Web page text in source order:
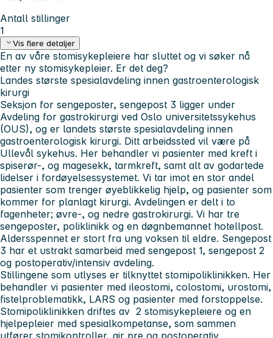
Antall stillinger
1
Vis flere detaljer
En av våre stomisykepleiere har sluttet og vi søker nå
etter ny stomisykepleier. Er det deg?
Landes største spesialavdeling innen gastroenterologisk
kirurgi
Seksjon for sengeposter, sengepost 3 ligger under
Avdeling for gastrokirurgi ved Oslo universitetssykehus
(OUS), og er landets største spesialavdeling innen
gastroenterologisk kirurgi. Ditt arbeidssted vil være på
Ullevål sykehus. Her behandler vi pasienter med kreft i
spiserør-, og magesekk, tarmkreft, samt alt av godartede
lidelser i fordøyelsessystemet. Vi tar imot en stor andel
pasienter som trenger øyeblikkelig hjelp, og pasienter som
kommer for planlagt kirurgi. Avdelingen er delt i to
fagenheter; øvre-, og nedre gastrokirurgi. Vi har tre
sengeposter, poliklinikk og en døgnbemannet hotellpost.
Aldersspennet er stort fra ung voksen til eldre. Sengepost
3 har et ustrakt samarbeid med sengepost 1, sengepost 2
og postoperativ/intensiv avdeling.
Stillingene som utlyses er tilknyttet stomipoliklinikken. Her
behandler vi pasienter med ileostomi, colostomi, urostomi,
fistelproblematikk, LARS og pasienter med forstoppelse.
Stomipoliklinikken driftes av 2 stomisykepleiere og en
hjelpepleier med spesialkompetanse, som sammen